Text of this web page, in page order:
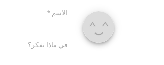
الاسم *
في ماذا تفكر؟